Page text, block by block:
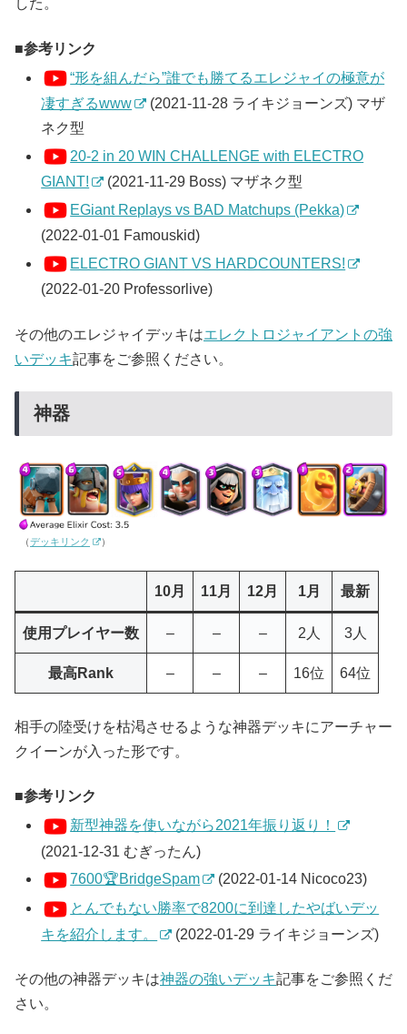
した。
参考リンク
“形を組んだら”誰でも勝てるエレジャイの極意が
凄すぎるwww
(2021-11-28 ライキジョーンズ) マザ
ネク型
20-2 in 20 WIN CHALLENGE with ELECTRO
GIANT!
(2021-11-29 Boss) マザネク型
EGiant Replays vs BAD Matchups (Pekka)
(2022-01-01 Famouskid)
ELECTRO GIANT VS HARDCOUNTERS!
(2022-01-20 Professorlive)
その他のエレジャイデッキはエレクトロジャイアントの強
いデッキ記事をご参照ください。
神器
（デッキリンク ）
10月 11月 12月 1月 最新
使用プレイヤー数 – – – 2人 3人
最高Rank – – – 16位 64位
相手の陸受けを枯渇させるような神器デッキにアーチャー
クイーンが入った形です。
参考リンク
新型神器を使いながら2021年振り返り！
(2021-12-31 むぎったん)
7600🏆BridgeSpam
(2022-01-14 Nicoco23)
とんでもない勝率で8200に到達したやばいデッ
キを紹介します。
(2022-01-29 ライキジョーンズ)
その他の神器デッキは神器の強いデッキ記事をご参照くだ
さい。